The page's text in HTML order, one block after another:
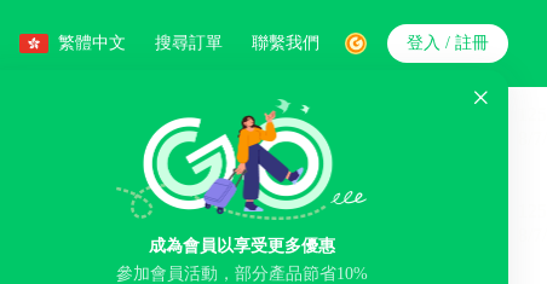
繁體中文 搜尋訂單 聯繫我們
成為會員以享受更多優惠
參加會員活動，部分產品節省10%
登入 / 註冊
數
搜索